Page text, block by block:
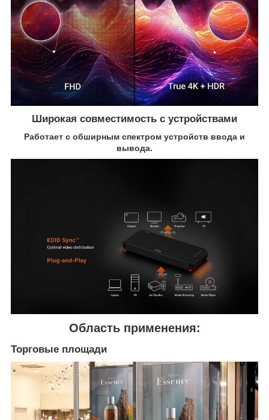
Широкая совместимость с устройствами
Работает с обширным спектром устройств ввода и
вывода.
Область применения:
Торговые площади